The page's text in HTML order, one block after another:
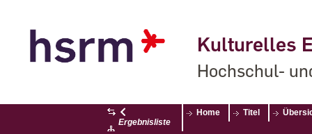
Kulturelles
Hochschul-
Ergebnisliste
Home Titel